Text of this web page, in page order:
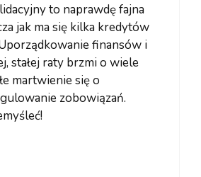
to naprawdę fajna
jak ma się kilka kredytów
finansów i
stałej raty brzmi o wiele
martwienie się o
zobowiązań.